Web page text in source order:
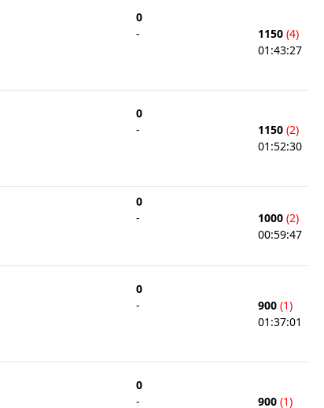
0
-
1150 (4)
01:43:27
0
-
1150 (2)
01:52:30
0
-
1000 (2)
00:59:47
0
-
900 (1)
01:37:01
0
-
900 (1)